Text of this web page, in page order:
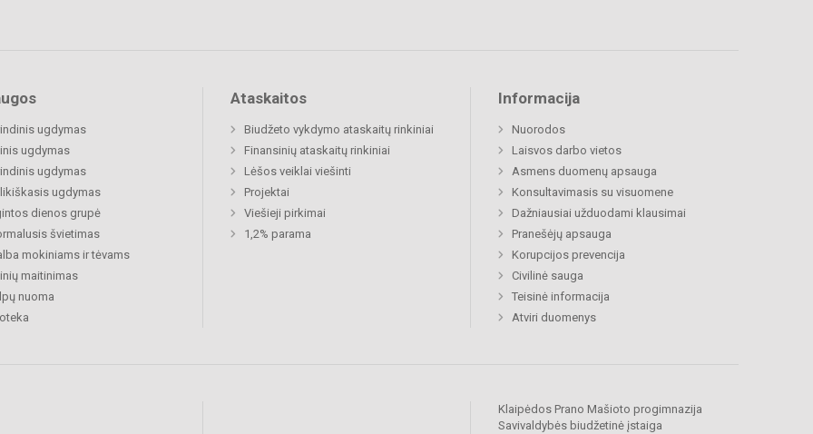
ugdymas
ugdymas
ugdymas
ugdymas
dienos grupė
švietimas
mokiniams ir tėvams
maitinimas
nuoma
Ataskaitos
Biudžeto vykdymo ataskaitų rinkiniai
Finansinių ataskaitų rinkiniai
Lėšos veiklai viešinti
Projektai
Viešieji pirkimai
1,2% parama
Informacija
Nuorodos
Laisvos darbo vietos
Asmens duomenų apsauga
Konsultavimasis su visuomene
Dažniausiai užduodami klausimai
Pranešėjų apsauga
Korupcijos prevencija
Civilinė sauga
Teisinė informacija
Atviri duomenys
Klaipėdos Prano Mašioto progimnazija
Savivaldybės biudžetinė įstaiga